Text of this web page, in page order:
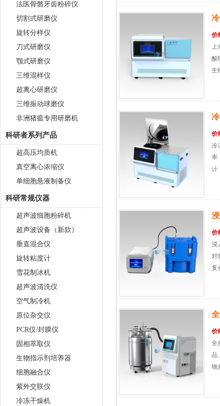
法医骨骼牙齿粉碎仪
切割式研磨仪
旋转分样仪
刀式研磨仪
颚式研磨仪
三维混样仪
超离心研磨仪
三维振动球磨仪
非洲猪瘟专用研磨机
科研者系列产品
超高压均质机
真空离心浓缩仪
单细胞悬液制备仪
科研常规仪器
超声波细胞粉碎机
超声波设备（新款）
垂直混合仪
旋转粘度计
雪花制冰机
超声波清洗仪
空气制冷机
原位杂交仪
PCR仪/封膜仪
固相萃取仪
生物指示剂培养器
细胞融合仪
紫外交联仪
冷冻干燥机
价
上
酸
生
价
冷
率
计
价
浸
对
复
价
全
品
物